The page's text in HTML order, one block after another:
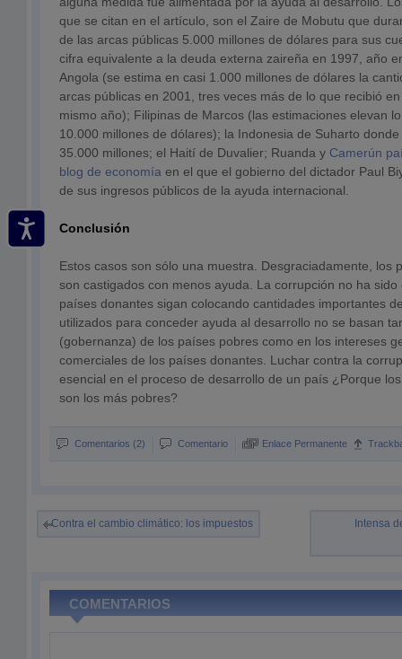
que se citan en el artículo, son el Zaire de Mobutu que
de las arcas públicas 5.000 millones de dólares para sus
cifra equivalente a la deuda externa zaireña en 1997, año
Angola (se estima en casi 1.000 millones de dólares la
arcas públicas en 2001, tres veces más de lo que recibió
mismo año); Filipinas de Marcos (las estimaciones elevan
10.000 millones de dólares); la Indonesia de Suharto
35.000 millones; el Haití de Duvalier; Ruanda y Camerún
blog de economía en el que el gobierno del dictador Paul
de sus ingresos públicos de la ayuda internacional.
Conclusión
Estos casos son sólo una muestra. Desgraciadamente, los
son castigados con menos ayuda. La corrupción no ha
países donantes sigan colocando cantidades importantes
utilizados para conceder ayuda al desarrollo no se basan
(gobernanza) de los países pobres como en los intereses
comerciales de los países donantes. Luchar contra la
esencial en el proceso de desarrollo de un país ¿Porque
son los más pobres?
Comentarios (2) Comentario Enlace Permanente
Contra el cambio climático: los impuestos Intensa
COMENTARIOS